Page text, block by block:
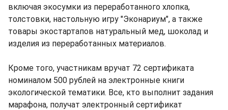
включая экосумки из переработанного хлопка,
толстовки, настольную игру "Эконариум", а также
товары экостартапов натуральный мед, шоколад и
изделия из переработанных материалов.
Кроме того, участникам вручат 72 сертификата
номиналом 500 рублей на электронные книги
экологической тематики. Все, кто выполнит задания
марафона, получат электронный сертификат